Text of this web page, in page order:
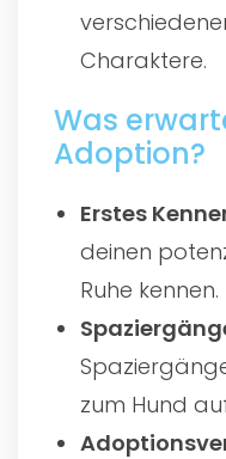
Charaktere.
Was
Adoption?
Erstes
deinen
Ruhe kennen.
zum Hund